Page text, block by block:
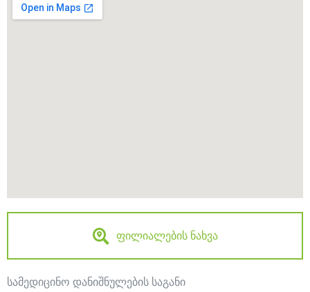
ფილიალების ნახვა
სამედიცინო დანიშნულების საგანი